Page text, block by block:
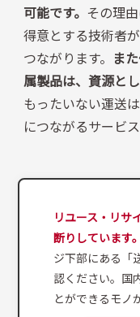
可能です。 その理
得意とする技術者
つながります。 ま
属製品は、資源と
もったいない運送
につながるサービ
リユース・リサ
断りしています
ジ下部にある「
認ください。国
とができるモノ